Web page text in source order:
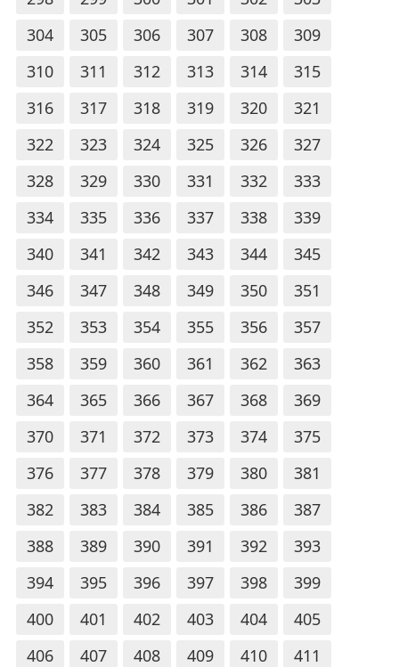
304
305 306 307 308
309
310
311 312 313 314
315
316
317 318 319 320
321
322
323 324 325 326
327
328
329 330 331 332
333
334
335 336 337 338
339
340
341 342 343 344
345
346
347 348 349 350
351
352
353 354 355 356
357
358
359 360 361 362
363
364
365 366 367 368
369
370
371 372 373 374
375
376
377 378 379 380
381
382
383 384 385 386
387
388
389 390 391 392
393
394
395 396 397 398
399
400
401 402 403 404
405
406
407 408 409 410 411